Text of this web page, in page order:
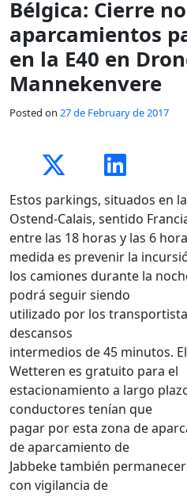
Bélgica: Cierre
aparcamientos
en la E40 en
Mannekenvere
Posted on 27 de February de 2017
Estos parkings, situados en
Ostend-Calais, sentido
entre las 18 horas y las 6
medida es prevenir la
los camiones durante la
podrá seguir siendo
utilizado por los
descansos
intermedios de 45 minutos.
Wetteren es gratuito para el
estacionamiento a largo
conductores tenían que
pagar por esta zona de
de aparcamiento de
Jabbeke también
con vigilancia de